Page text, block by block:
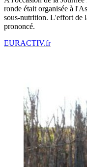
ronde était organisée à
sous-nutrition. L'effort de
prononcé.
EURACTIV.fr